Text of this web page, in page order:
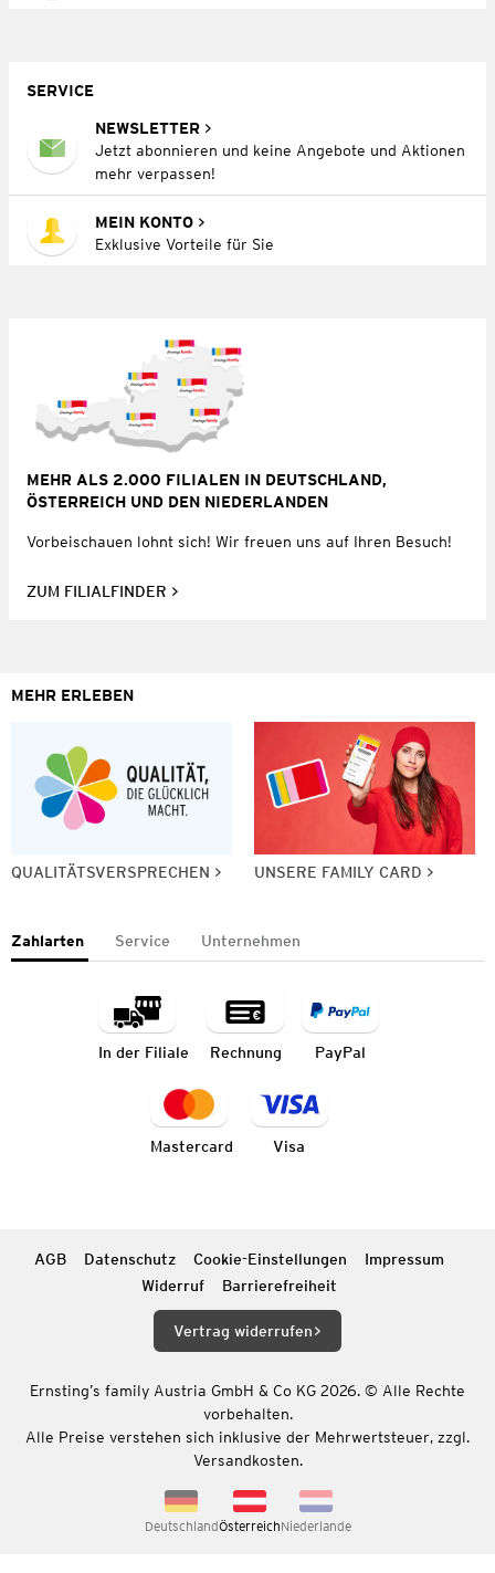
SERVICE
NEWSLETTER
Jetzt abonnieren und keine Angebote und Aktionen
mehr verpassen!
MEIN KONTO
Exklusive Vorteile für Sie
MEHR ALS 2.000 FILIALEN IN DEUTSCHLAND,
ÖSTERREICH UND DEN NIEDERLANDEN
Vorbeischauen lohnt sich! Wir freuen uns auf Ihren Besuch!
ZUM FILIALFINDER
MEHR ERLEBEN
QUALITÄTSVERSPRECHEN UNSERE FAMILY CARD
Zahlarten Service Unternehmen
In der Filiale Rechnung PayPal
Mastercard Visa
AGB Datenschutz Cookie-Einstellungen
Impressum
Widerruf
Barrierefreiheit
Vertrag widerrufen
Ernsting’s family Austria GmbH & Co KG 2026. © Alle Rechte
vorbehalten.
Alle Preise verstehen sich inklusive der Mehrwertsteuer, zzgl.
Versandkosten.
DeutschlandÖsterreichNiederlande